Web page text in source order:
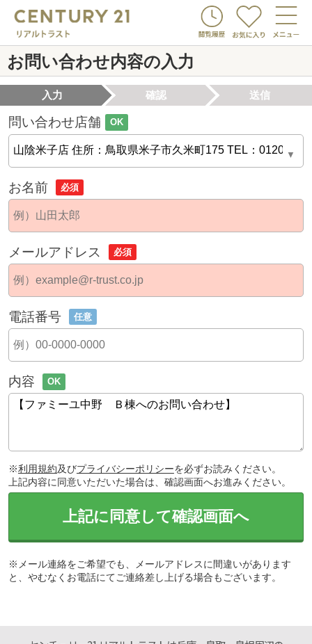
お問い合わせ内容の入力
入力 確認 送信
問い合わせ店舗 OK
お名前 必須
メールアドレス 必須
電話番号 任意
内容 OK
※利用規約及びプライバシーポリシーを必ずお読みください。
上記内容に同意いただいた場合は、確認画面へお進みください。
上記に同意して確認画面へ
※メール連絡をご希望でも、メールアドレスに間違いがあります
と、やむなくお電話にてご連絡差し上げる場合もございます。